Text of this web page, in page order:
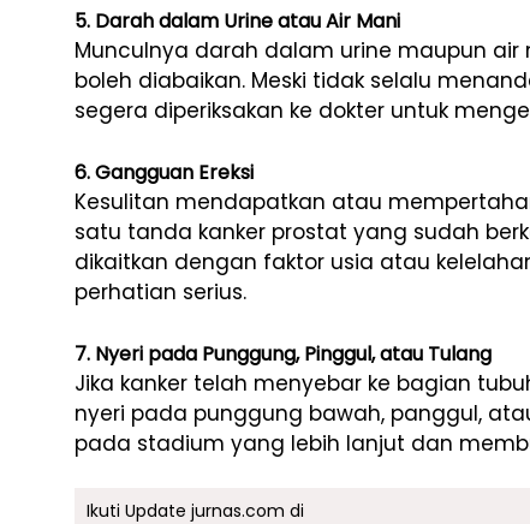
5. Darah dalam Urine atau Air Mani
Munculnya darah dalam urine maupun
boleh diabaikan. Meski tidak selalu
segera diperiksakan ke dokter untuk
6. Gangguan Ereksi
Kesulitan mendapatkan atau
satu tanda kanker prostat yang sudah
dikaitkan dengan faktor usia atau
perhatian serius.
7. Nyeri pada Punggung, Pinggul, atau Tulang
Jika kanker telah menyebar ke bagian
nyeri pada punggung bawah, panggul,
pada stadium yang lebih lanjut dan
Ikuti Update jurnas.com di